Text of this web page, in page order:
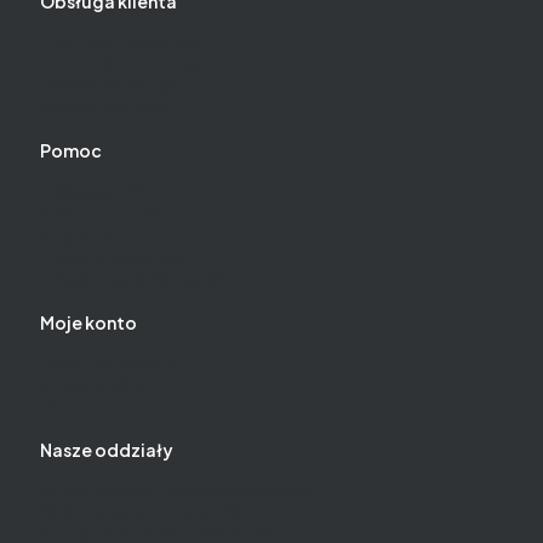
Pomoc
Moje konto
Nasze oddziały